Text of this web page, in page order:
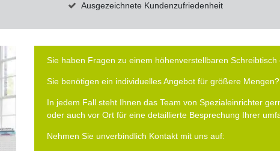
Ausgezeichnete Kundenzufriedenheit
Sie haben Fragen zu einem höhenverstellbaren
Sie benötigen ein individuelles Angebot für größere Mengen?
In jedem Fall steht Ihnen das Team von Spezialeinrichter
oder auch vor Ort für eine detaillierte Besprechung Ihrer
Nehmen Sie unverbindlich Kontakt mit uns auf: